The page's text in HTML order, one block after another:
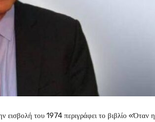
εισβολή του 1974 περιγράφει το βιβλίο «Όταν η